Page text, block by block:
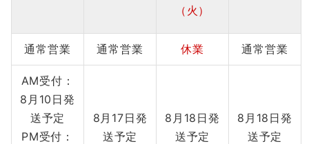
（火）
通常営業 通常営業 休業 通常営業
AM受付：
8月10日発
送予定
PM受付：
8月17日発
送予定
8月18日発
送予定
8月18日発
送予定